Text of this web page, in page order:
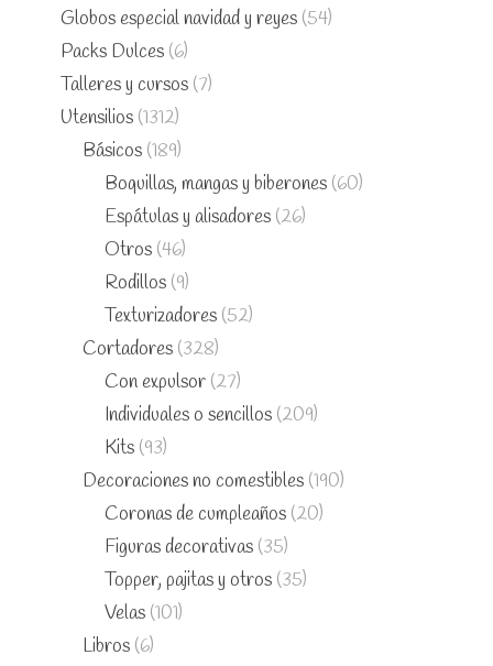
Globos especial navidad y reyes (54)
Packs Dulces (6)
Talleres y cursos (7)
Utensilios (1312)
Básicos (189)
Boquillas, mangas y biberones (60)
Espátulas y alisadores (26)
Otros (46)
Rodillos (9)
Texturizadores (52)
Cortadores (328)
Con expulsor (27)
Individuales o sencillos (209)
Kits (93)
Decoraciones no comestibles (190)
Coronas de cumpleaños (20)
Figuras decorativas (35)
Topper, pajitas y otros (35)
Velas (101)
Libros (6)